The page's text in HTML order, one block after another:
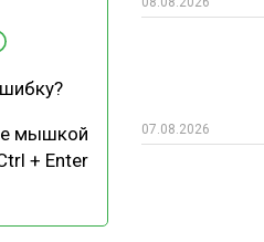
мышкой
+ Enter
07.08.2026